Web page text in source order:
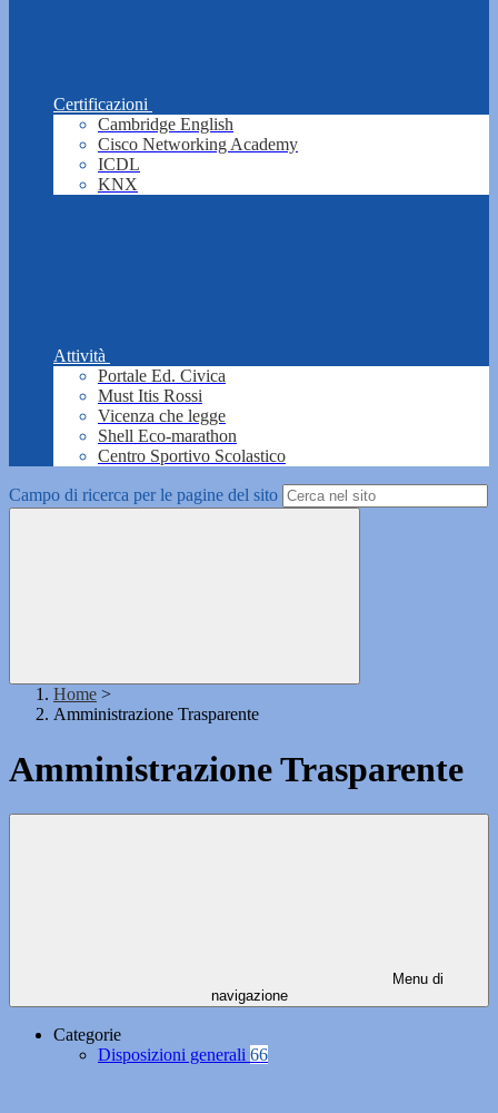
Certificazioni
Cambridge English
Cisco Networking Academy
ICDL
KNX
Attività
Portale Ed. Civica
Must Itis Rossi
Vicenza che legge
Shell Eco-marathon
Centro Sportivo Scolastico
Campo di ricerca per le pagine del sito
Home >
Amministrazione Trasparente
Amministrazione Trasparente
Menu di
navigazione
Categorie
Disposizioni generali 66